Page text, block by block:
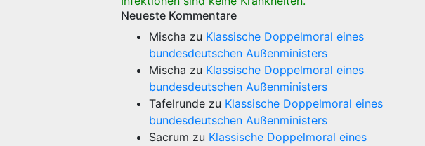
Neueste Kommentare
Mischa zu Klassische Doppelmoral eines
bundesdeutschen Außenministers
Mischa zu Klassische Doppelmoral eines
bundesdeutschen Außenministers
Tafelrunde zu Klassische Doppelmoral eines
bundesdeutschen Außenministers
Sacrum zu Klassische Doppelmoral eines